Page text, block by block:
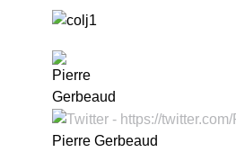
Pierre Gerbeaud